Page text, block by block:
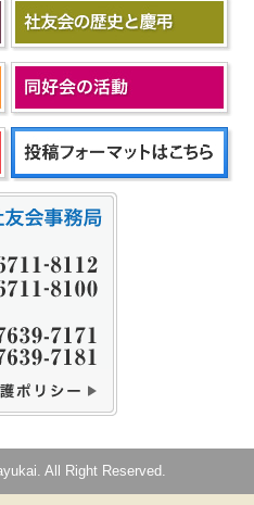
All Right Reserved.